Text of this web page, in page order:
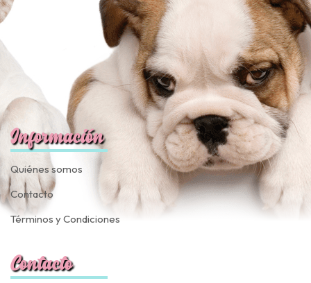
Información
Quiénes somos
Contacto
Términos y Condiciones
Contacto